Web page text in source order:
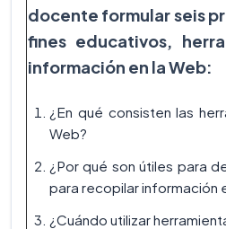
docente formular seis
fines educativos,
información en la Web:
¿En qué consisten las
Web?
¿Por qué son útiles para
para recopilar información
¿Cuándo utilizar